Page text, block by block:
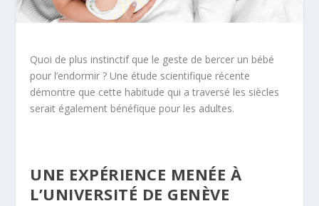
Quoi de plus instinctif que le geste de bercer un bébé
pour l’endormir ? Une étude scientifique récente
démontre que cette habitude qui a traversé les siècles
serait également bénéfique pour les adultes.
UNE EXPÉRIENCE MENÉE À
L’UNIVERSITÉ DE GENÈVE